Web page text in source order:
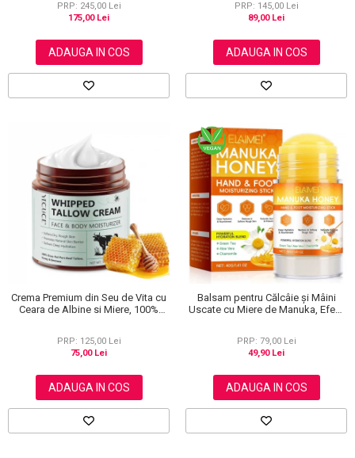
PRP: 245,00 Lei
175,00 Lei
ADAUGA IN COS
PRP: 145,00 Lei
89,00 Lei
ADAUGA IN COS
Crema Premium din Seu de Vita cu
Ceara de Albine si Miere, 100%
PRP: 125,00 Lei
75,00 Lei
ADAUGA IN COS
Balsam pentru Călcâie și Mâini
Uscate cu Miere de Manuka, Efect
PRP: 79,00 Lei
49,90 Lei
ADAUGA IN COS